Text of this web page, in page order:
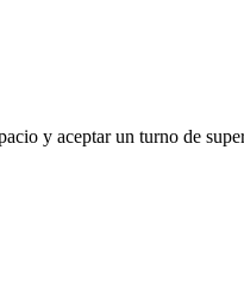
y aceptar un turno de